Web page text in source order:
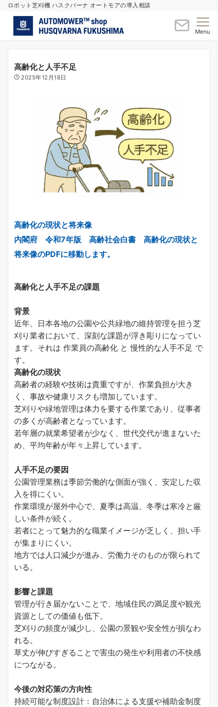
ロボット芝刈機 ハスクバーナ オートモアの導入相談
Menu
高齢化と人手不足
2025年12月18日
高齢化の現状と将来像
内閣府 令和7年版 高齢社会白書 高齢化の現状と
将来像のPDFに移動します。
高齢化と人手不足の課題
背景
近年、日本各地の公園や公共緑地の維持管理を担う芝
刈り業者において、深刻な課題が浮き彫りになってい
ます。それは 作業員の高齢化 と 慢性的な人手不足 で
す。
高齢化の現状
高齢者の経験や技術は貴重ですが、作業負担が大き
く、事故や健康リスクも増加しています。
芝刈りや緑地管理は体力を要する作業であり、従事者
の多くが高齢者となっています。
若年層の就業希望者が少なく、世代交代が進まないた
め、平均年齢が年々上昇しています。
人手不足の要因
公園管理業務は季節労働的な側面が強く、安定した収
入を得にくい。
作業環境が屋外中心で、夏季は高温、冬季は寒冷と厳
しい条件が続く。
若者にとって魅力的な職業イメージが乏しく、担い手
が集まりにくい。
地方では人口減少が進み、労働力そのものが限られて
いる。
影響と課題
管理が行き届かないことで、地域住民の満足度や観光
資源としての価値も低下。
芝刈りの頻度が減少し、公園の景観や安全性が損なわ
れる。
草丈が伸びすぎることで害虫の発生や利用者の不快感
につながる。
今後の対応策の方向性
持続可能な制度設計：自治体による支援や補助金制度